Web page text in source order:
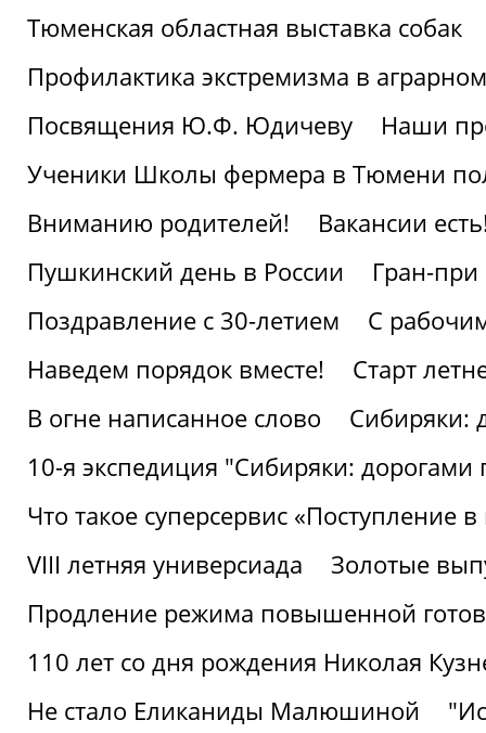
Тюменская областная выставка собак
Профилактика экстремизма в аграрном
Посвящения Ю.Ф. Юдичеву
Наши
Ученики Школы фермера в Тюмени
Вниманию родителей!
Вакансии
Пушкинский день в России
Гран-
Поздравление с 30-летием
С
Наведем порядок вместе!
Старт
В огне написанное слово
Сибиряки:
10-я экспедиция "Сибиряки: дорогами
Что такое суперсервис «Поступление
VIII летняя универсиада
Золотые
Продление режима повышенной
110 лет со дня рождения Николая
Не стало Еликаниды Малюшиной